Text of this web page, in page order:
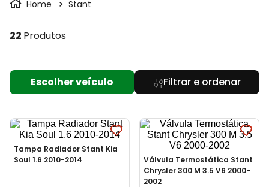
Stant
22 Produtos
Escolher veículo
Tampa Radiador Stant Kia
Soul 1.6 2010-2014
Válvula Termostática Stant
Chrysler 300 M 3.5 V6 2000-
2002